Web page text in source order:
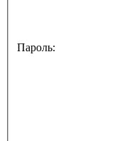
Пароль: